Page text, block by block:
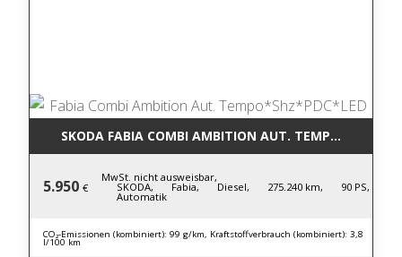
SKODA FABIA COMBI AMBITION AUT.
5.950 €
MwSt. nicht ausweisbar,
SKODA, Fabia, Diesel, 275.240 km, 90 PS,
Automatik
CO₂-Emissionen (kombiniert): 99 g/km, Kraftstoffverbrauch (kombiniert): 3,8
l/100 km